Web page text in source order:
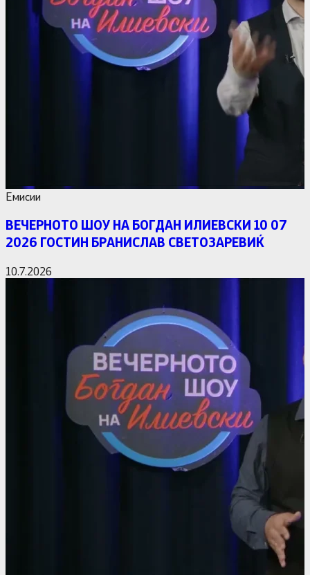
Емисии
ВЕЧЕРНОТО ШОУ НА БОГДАН ИЛИЕВСКИ 10 07
2026 ГОСТИН БРАНИСЛАВ СВЕТОЗАРЕВИЌ
10.7.2026